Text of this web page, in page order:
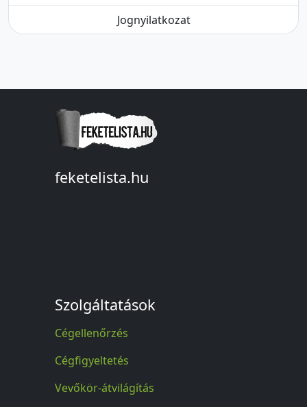
Jognyilatkozat
feketelista.hu
Szolgáltatások
Cégellenőrzés
Cégfigyeltetés
Vevőkör-átvilágítás